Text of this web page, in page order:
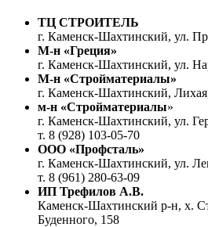
ТЦ СТРОИТЕЛЬ
г. Каменск-Шахтинский, ул.
М-н «Греция»
г. Каменск-Шахтинский, ул.
М-н «Стройматериалы»
г. Каменск-Шахтинский,
м-н «Стройматериалы»
г. Каменск-Шахтинский, ул.
т. 8 (928) 103-05-70
ООО «Профсталь»
г. Каменск-Шахтинский, ул.
т. 8 (961) 280-63-09
ИП Трефилов А.В.
Каменск-Шахтинский р-н, х.
Буденного, 158